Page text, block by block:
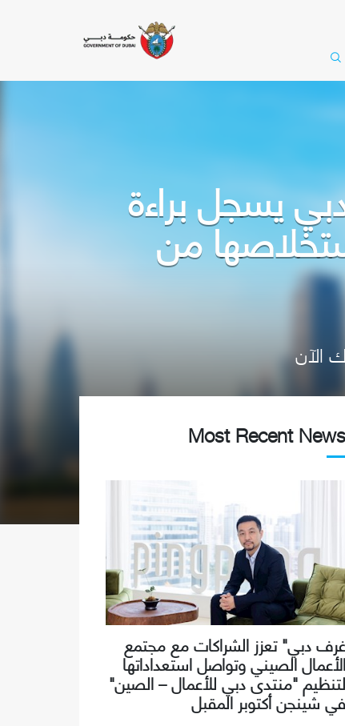
يسجل براءة
من
الآن
Most Recent News
غرف دبي" تعزز الشراكات مع مجتمع
الأعمال الصيني وتواصل استعداداتها
لتنظيم "منتدى دبي للأعمال – الصين"
في شينجن أكتوبر المقبل